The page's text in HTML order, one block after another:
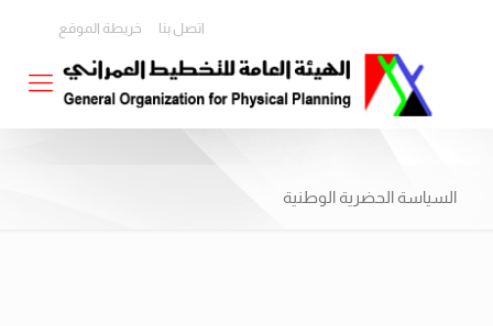
اتصل بنا خريطة الموقع
السياسة الحضرية الوطنية